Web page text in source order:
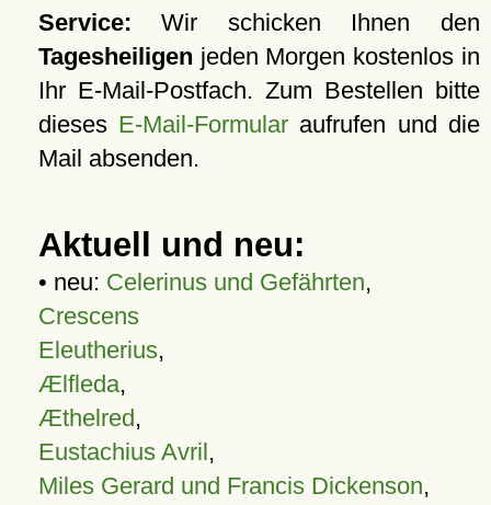
Service: Wir schicken Ihnen den
Tagesheiligen jeden Morgen kostenlos in
Ihr E-Mail-Postfach. Zum Bestellen bitte
dieses E-Mail-Formular aufrufen und die
Mail absenden.
Aktuell und neu:
• neu: Celerinus und Gefährten,
Crescens
Eleutherius,
Ælfleda,
Æthelred,
Eustachius Avril,
Miles Gerard und Francis Dickenson,